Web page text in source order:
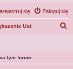
Zaloguj się
się
Ust
tym forum.